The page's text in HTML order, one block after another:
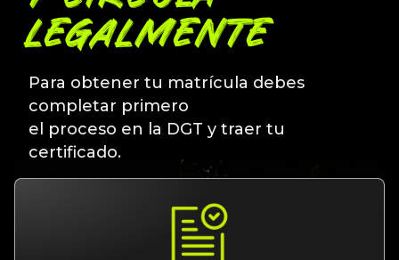
LEGALMENTE
Para obtener tu matrícula debes
completar primero
el proceso en la DGT y traer tu
certificado.